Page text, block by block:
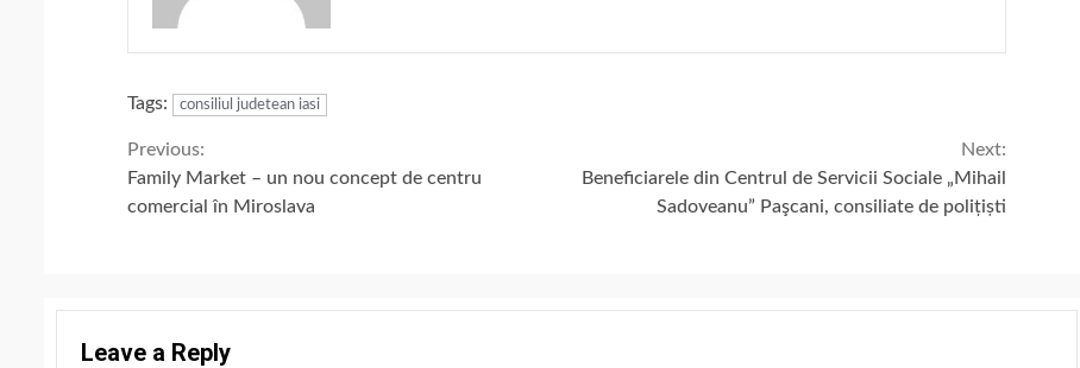
Tags: consiliul judetean iasi
Continue
Reading
Previous:
Family Market – un nou concept de centru
comercial în Miroslava
Next:
Beneficiarele din Centrul de Servicii Sociale „Mihail
Sadoveanu” Paşcani, consiliate de polițiști
Leave a Reply